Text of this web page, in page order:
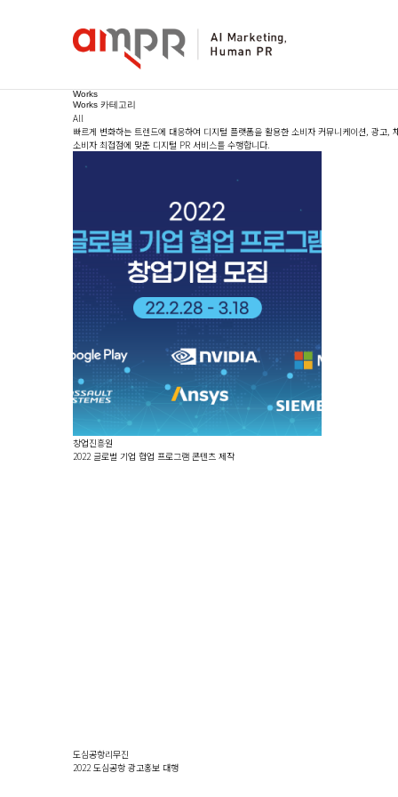
Works
Works 카테고리
All
빠르게 변화하는 트렌드에 대응하여 디지털 플랫폼을 활용한 소비자 커뮤니케이션, 광고,
소비자 최접점에 맞춘 디지털 PR 서비스를 수행합니다.
창업진흥원
2022 글로벌 기업 협업 프로그램 콘텐츠 제작
도심공항리무진
2022 도심공항 광고홍보 대행